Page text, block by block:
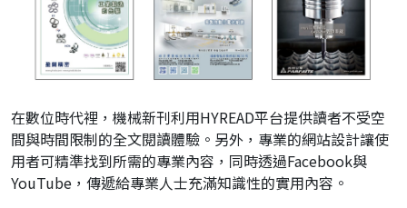
在數位時代裡，機械新刊利用HYREAD平台提供讀者不受空
間與時間限制的全文閱讀體驗。另外，專業的網站設計讓使
用者可精準找到所需的專業內容，同時透過Facebook與
YouTube，傳遞給專業人士充滿知識性的實用內容。